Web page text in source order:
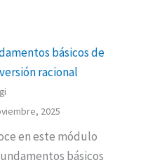
básicos de
racional
2025
en este módulo
básicos